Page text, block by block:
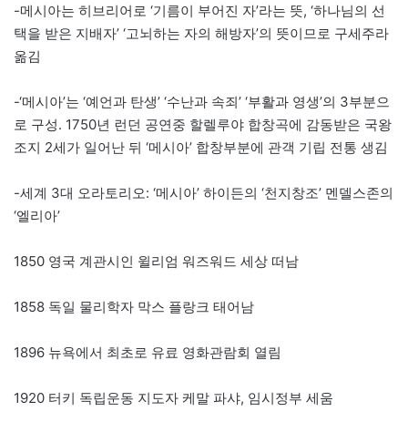
-메시아는 히브리어로 ‘기름이 부어진 자’라는 뜻, ‘하나님의 선
택을 받은 지배자’ ‘고뇌하는 자의 해방자’의 뜻이므로 구세주라
옮김
-‘메시아’는 ‘예언과 탄생’ ‘수난과 속죄’ ‘부활과 영생’의 3부분으
로 구성. 1750년 런던 공연중 할렐루야 합창곡에 감동받은 국왕
조지 2세가 일어난 뒤 ‘메시아’ 합창부분에 관객 기립 전통 생김
-세계 3대 오라토리오: ‘메시아’ 하이든의 ‘천지창조’ 멘델스존의
‘엘리아’
1850 영국 계관시인 윌리엄 워즈워드 세상 떠남
1858 독일 물리학자 막스 플랑크 태어남
1896 뉴욕에서 최초로 유료 영화관람회 열림
1920 터키 독립운동 지도자 케말 파샤, 임시정부 세움